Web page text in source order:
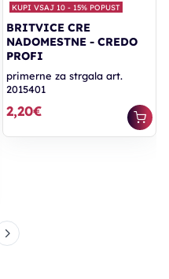
KUPI VSAJ 10 - 15% POPUST
BRITVICE CRE
NADOMESTNE - CREDO
PROFI
primerne za strgala art.
2015401
2,20€